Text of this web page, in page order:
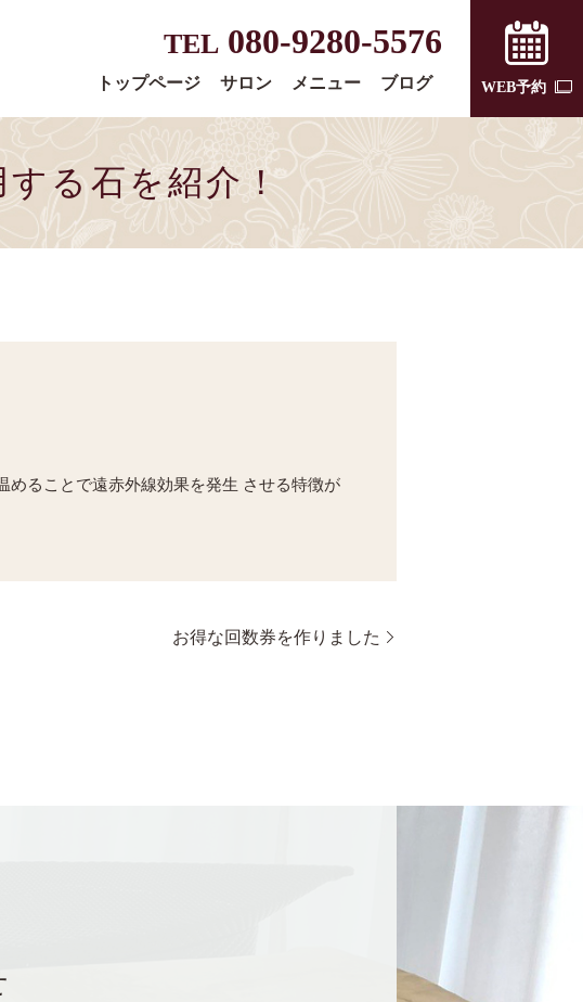
トップページ サロン メニュー ブログ
TEL 080-9280-5576
WEB予約
る石を紹介！
ることで遠赤外線効果を発生 させる特徴が
お得な回数券を作りました